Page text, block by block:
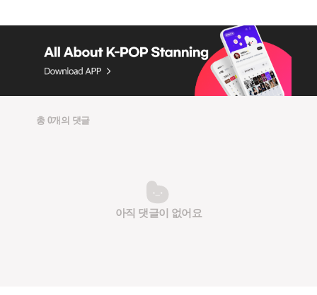
총 0개의 댓글
아직 댓글이 없어요